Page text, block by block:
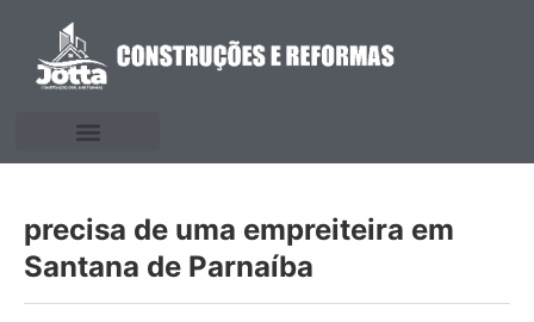
precisa de uma empreiteira em
Santana de Parnaíba